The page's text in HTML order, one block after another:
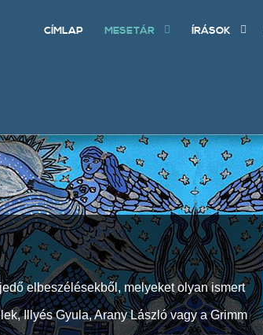
CÍMLAP MESETÁR ÍRÁSOK
elbeszélésekből, melyeket olyan ismert
Illyés Gyula, Arany László vagy a Grimm